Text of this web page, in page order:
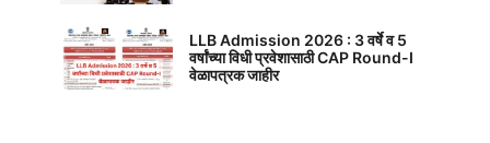
LLB Admission 2026 : 3 वर्षे व 5
वर्षांच्या विधी प्रवेशासाठी CAP Round-I
वेळापत्रक जाहीर